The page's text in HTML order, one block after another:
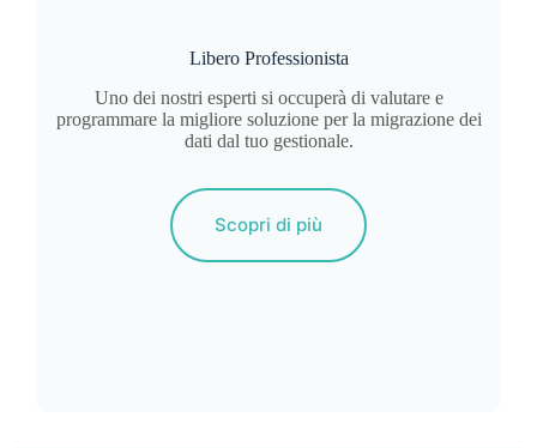
Libero Professionista
Uno dei nostri esperti si occuperà di valutare e
programmare la migliore soluzione per la migrazione dei
dati dal tuo gestionale.
Scopri di più